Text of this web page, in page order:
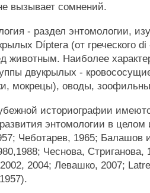
вызывает сомнений.
- раздел энтомологии,
Díptera (от греческого
животным. Наиболее
двукрылых -
мокрецы), оводы,
историографии
энтомологии в целом
Чеботарев, 1965; Балашов
Чеснова, Стриганова,
2004; Левашко, 2007;